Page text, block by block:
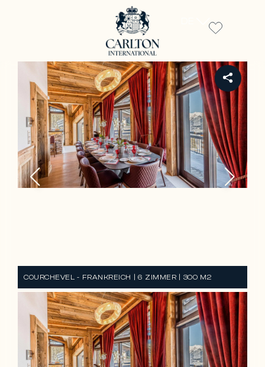
COURCHEVEL - FRANKREICH | 6 ZIMMER | 300 M2